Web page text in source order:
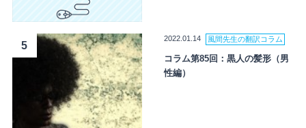
5
2022.01.14 風間先生の翻訳コラム
コラム第85回：黒人の髪形（男
性編）